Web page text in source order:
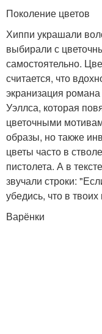
Поколение цветов
Хиппи украшали
выбирали с
самостоятельно.
считается, что
экранизация
Уэллса, которая
цветочными
образы, но также
цветы часто в
пистолета. А в
звучали строки:
убедись, что в
Варёнки